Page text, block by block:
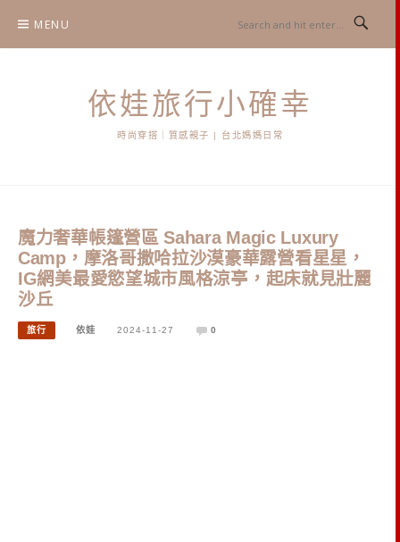
content
MENU
依娃旅行小確幸
時尚穿搭｜質感親子 | 台北媽媽日常
魔力奢華帳篷營區 Sahara Magic Luxury
Camp，摩洛哥撒哈拉沙漠豪華露營看星星，
IG網美最愛慾望城市風格涼亭，起床就見壯麗
沙丘
旅行 依娃 2024-11-27 0